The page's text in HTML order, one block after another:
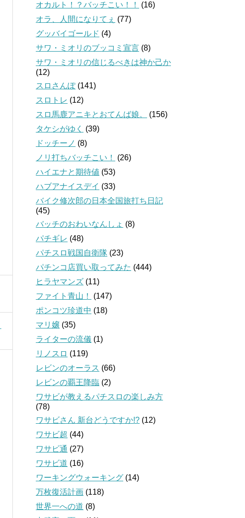
オカルト！？バッチこい！！
(16)
オラ、人間になりてぇ (77)
グッバイゴールド (4)
サワ・ミオリのブッコミ宣言 (8)
サワ・ミオリの信じるべきは神か己か
(12)
スロさんぽ(141)
スロトレ (12)
スロ馬鹿アニキとおてんば娘。
(156)
タケシがゆく
(39)
ドッチーノ (8)
ノリ打ちバッチこい！
(26)
ハイエナと期待値 (53)
ハブアナイスデイ (33)
バイク修次郎の日本全国旅打ち日記
(45)
バッチのおわいなんしょ (8)
パチギレ (48)
パチスロ戦国自衛隊 (23)
パチンコ店買い取ってみた (444)
ヒラヤマンズ (11)
ファイト青山！
(147)
ポンコツ珍道中 (18)
マリ嬢 (35)
ライターの流儀 (1)
リノスロ (119)
レビンのオーラス (66)
レビンの覇王降臨 (2)
ワサビが教えるパチスロの楽しみ方
(78)
ワサビさん 新台どうですか!? (12)
ワサビ超 (44)
ワサビ通 (27)
ワサビ道 (16)
ワーキングウォーキング (14)
万枚復活計画 (118)
世界一への道 (8)